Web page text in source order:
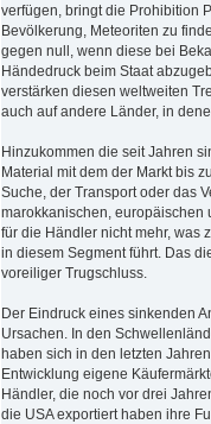
verfügen, bringt die Prohibition
Bevölkerung, Meteoriten zu
gegen null, wenn diese bei
Händedruck beim Staat
verstärken diesen weltweiten
auch auf andere Länder, in
Hinzukommen die seit Jahren
Material mit dem der Markt bis
Suche, der Transport oder das
marokkanischen, europäischen
für die Händler nicht mehr, was
in diesem Segment führt. Das
voreiliger Trugschluss.
Der Eindruck eines sinkenden
Ursachen. In den
haben sich in den letzten
Entwicklung eigene
Händler, die noch vor drei
die USA exportiert haben ihre